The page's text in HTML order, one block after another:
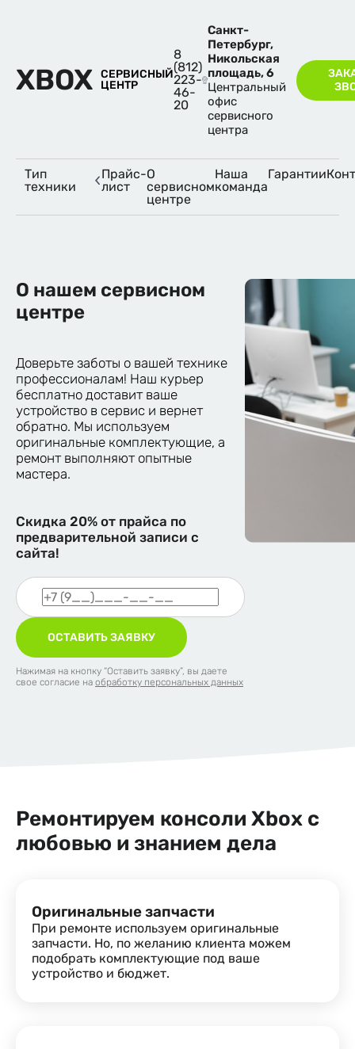
XBOX СЕРВИСНЫЙ
ЦЕНТР
8
(812)
223-
46-
20
Санкт-
Петербург,
Никольская
площадь, 6
Центральный
офис
сервисного
центра
Тип
техники
Прайс-
лист
О
сервисном
центре
Наша
команда
Гарантии
О нашем сервисном
центре
Доверьте заботы о вашей технике
профессионалам! Наш курьер
бесплатно доставит ваше
устройство в сервис и вернет
обратно. Мы используем
оригинальные комплектующие, а
ремонт выполняют опытные
мастера.
Скидка 20% от прайса по
предварительной записи с
сайта!
ОСТАВИТЬ ЗАЯВКУ
Нажимая на кнопку “Оставить заявку”, вы даете
свое согласие на обработку персональных данных
Ремонтируем консоли Xbox с
любовью и знанием дела
Оригинальные запчасти
При ремонте используем оригинальные
запчасти. Но, по желанию клиента можем
подобрать комплектующие под ваше
устройство и бюджет.
Онлайн
Есть вопросы? Мы с удовольствием поможем.
Расскажите, что вас интересует.